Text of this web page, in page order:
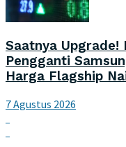
Saatnya Upgrade!
Pengganti
Harga Flagship
7 Agustus 2026